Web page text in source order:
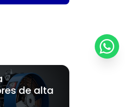
e gás
de alta